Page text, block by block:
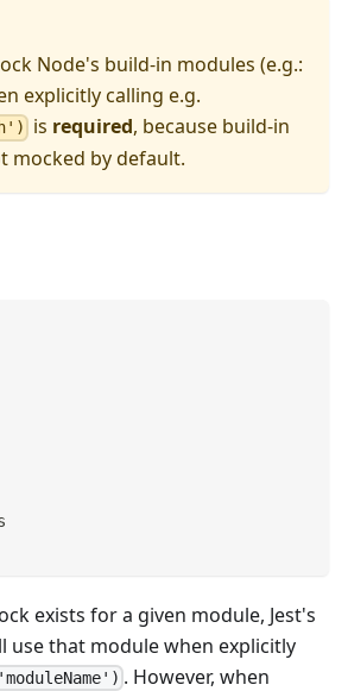
Node's build-in modules (e.g.:
explicitly calling e.g.
is required, because build-in
mocked by default.
exists for a given module, Jest's
use that module when explicitly
. However, when